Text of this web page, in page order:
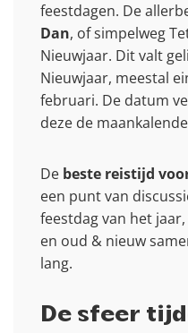
feestdagen. De
Dan, of simpelweg
Nieuwjaar. Dit valt
Nieuwjaar, meestal
februari. De datum
deze de
De beste reistijd
een punt van
feestdag van het
en oud & nieuw
lang.
De sfeer